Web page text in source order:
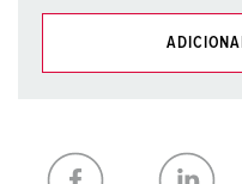
Minha lista (0)